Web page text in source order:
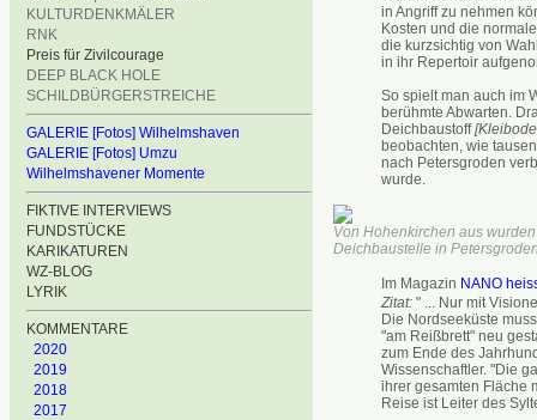
KULTURDENKMÄLER
RNK
Preis für Zivilcourage
DEEP BLACK HOLE
SCHILDBÜRGERSTREICHE
GALERIE [Fotos] Wilhelmshaven
GALERIE [Fotos] Umzu
Wilhelmshavener Momente
FIKTIVE INTERVIEWS
FUNDSTÜCKE
KARIKATUREN
WZ-BLOG
LYRIK
KOMMENTARE
2020
2019
2018
2017
in Angriff zu nehmen
Kosten und die
die kurzsichtig von
in ihr Repertoir
So spielt man auch im
berühmte Abwarten.
Deichbaustoff
beobachten, wie
nach Petersgroden
wurde.
Von Hohenkirchen aus
Deichbaustelle in
Im Magazin NANO
Zitat:" ... Nur mit
Die Nordseeküste
"am Reißbrett" neu
zum Ende des
Wissenschaftler. "Die
ihrer gesamten Fläche
Reise ist Leiter des